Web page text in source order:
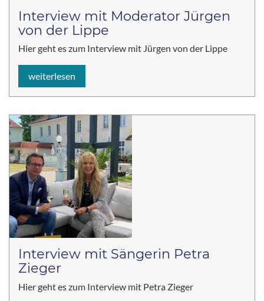
Interview mit Moderator Jürgen
von der Lippe
Hier geht es zum Interview mit Jürgen von der Lippe
weiterlesen
Interview mit Sängerin Petra
Zieger
Hier geht es zum Interview mit Petra Zieger